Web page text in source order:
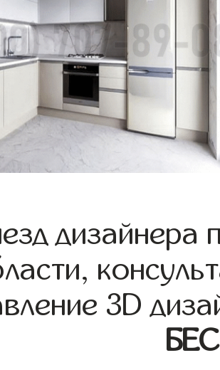
дизайнера
3D